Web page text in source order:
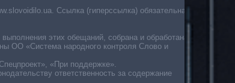
Ссылка (гиперссылка) обязательна
этих обещаний, собрана и обработана
ОО «Система народного контроля Слово и
«При поддержке».
ответственность за содержание